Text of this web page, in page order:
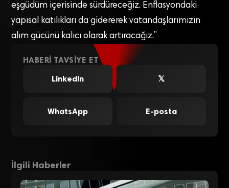
eşgüdüm içerisinde sürdüreceğiz. Enflasyondaki
yapısal katılıkları da gidererek vatandaşlarımızın
alım gücünü kalıcı olarak artıracağız.”
HABERI TAVSIYE ET
LinkedIn
𝕏
WhatsApp E-posta
İlgili Haberler